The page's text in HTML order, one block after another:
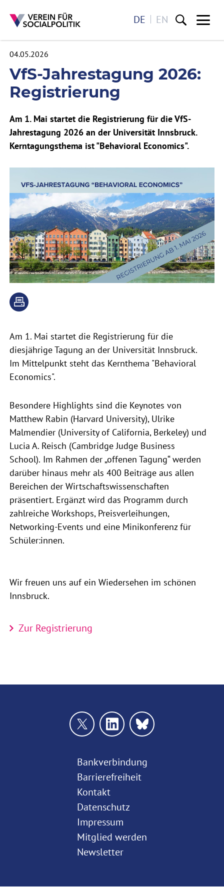
Direkt zum Inhalt
DE
EN
04.05.2026
VfS-Jahrestagung 2026:
Registrierung
Am 1. Mai startet die Registrierung für die VfS-
Jahrestagung 2026 an der Universität Innsbruck.
Kerntagungsthema ist "Behavioral Economics".
Am 1. Mai startet die Registrierung für die
diesjährige Tagung an der Universität Innsbruck.
Im Mittelpunkt steht das Kernthema "Behavioral
Economics".
Besondere Highlights sind die Keynotes von
Matthew Rabin (Harvard University), Ulrike
Malmendier (University of California, Berkeley) und
Lucia A. Reisch (Cambridge Judge Business
School). Im Rahmen der „offenen Tagung“ werden
darüber hinaus mehr als 400 Beiträge aus allen
Bereichen der Wirtschaftswissenschaften
präsentiert. Ergänzt wird das Programm durch
zahlreiche Workshops, Preisverleihungen,
Networking-Events und eine Minikonferenz für
Schüler:innen.
Wir freuen uns auf ein Wiedersehen im schönen
Innsbruck.
Zur Registrierung
Bankverbindung
Barrierefreiheit
Kontakt
Datenschutz
Impressum
Mitglied werden
Newsletter